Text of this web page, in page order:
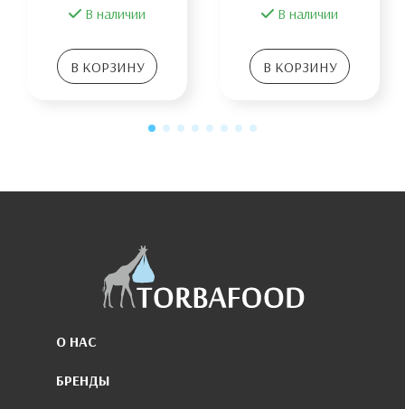
В наличии
В КОРЗИНУ
В наличии
В КОРЗИНУ
О НАС
БРЕНДЫ